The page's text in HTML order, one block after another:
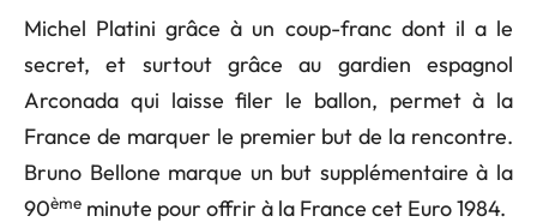
Michel Platini grâce à un coup-franc dont il a le
secret, et surtout grâce au gardien espagnol
Arconada qui laisse filer le ballon, permet à la
France de marquer le premier but de la rencontre.
Bruno Bellone marque un but supplémentaire à la
90ème minute pour offrir à la France cet Euro 1984.